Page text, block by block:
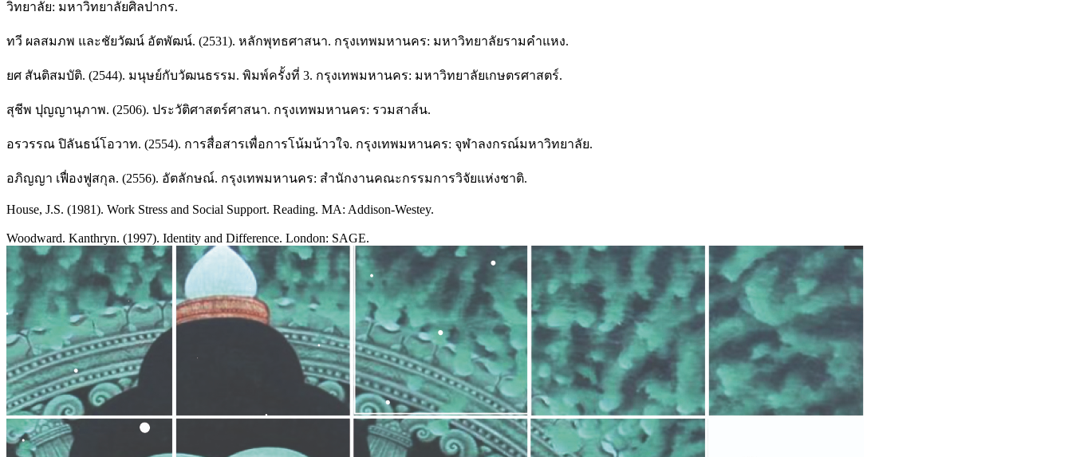
วิทยาลัย: มหาวิทยาลัยศิลปากร.
ทวี ผลสมภพ และชัยวัฒน์ อัตพัฒน์. (2531). หลักพุทธศาสนา. กรุงเทพมหานคร: มหาวิทยาลัยรามคำแหง.
ยศ สันติสมบัติ. (2544). มนุษย์กับวัฒนธรรม. พิมพ์ครั้งที่ 3. กรุงเทพมหานคร: มหาวิทยาลัยเกษตรศาสตร์.
สุชีพ ปุญญานุภาพ. (2506). ประวัติศาสตร์ศาสนา. กรุงเทพมหานคร: รวมสาส์น.
อรวรรณ ปิลันธน์โอวาท. (2554). การสื่อสารเพื่อการโน้มน้าวใจ. กรุงเทพมหานคร: จุฬาลงกรณ์มหาวิทยาลัย.
อภิญญา เฟื่องฟูสกุล. (2556). อัตลักษณ์. กรุงเทพมหานคร: สํานักงานคณะกรรมการวิจัยแห่งชาติ.
House, J.S. (1981). Work Stress and Social Support. Reading. MA: Addison-Westey.
Woodward. Kanthryn. (1997). Identity and Difference. London: SAGE.